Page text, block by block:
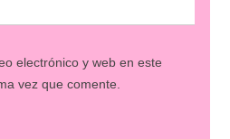
electrónico y web en este
vez que comente.